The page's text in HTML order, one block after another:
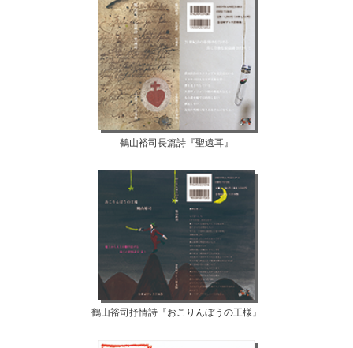
鶴山裕司長篇詩『聖遠耳』
鶴山裕司抒情詩『おこりんぼうの王様』